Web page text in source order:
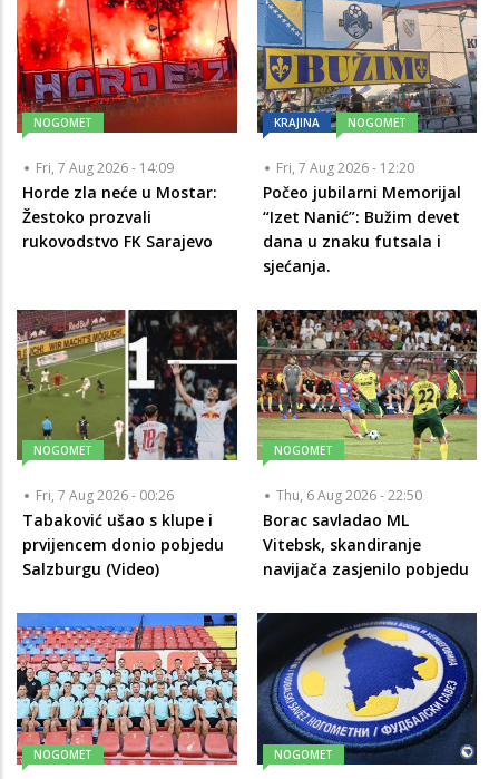
NOGOMET
Fri, 7 Aug 2026 - 14:09
Horde zla neće u Mostar:
Žestoko prozvali
rukovodstvo FK Sarajevo
KRAJINA NOGOMET
Fri, 7 Aug 2026 - 12:20
Počeo jubilarni Memorijal
“Izet Nanić”: Bužim devet
dana u znaku futsala i
sjećanja.
NOGOMET
Fri, 7 Aug 2026 - 00:26
Tabaković ušao s klupe i
prvijencem donio pobjedu
Salzburgu (Video)
NOGOMET
Thu, 6 Aug 2026 - 22:50
Borac savladao ML
Vitebsk, skandiranje
navijača zasjenilo pobjedu
NOGOMET NOGOMET